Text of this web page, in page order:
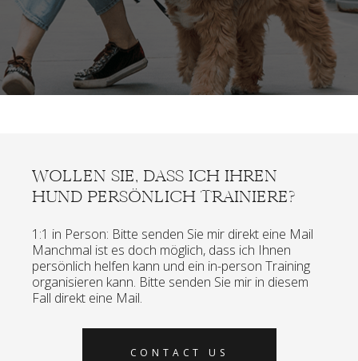
WOLLEN SIE, DASS ICH IHREN
HUND PERSÖNLICH TRAINIERE?
1:1 in Person: Bitte senden Sie mir direkt eine Mail
Manchmal ist es doch möglich, dass ich Ihnen
persönlich helfen kann und ein in-person Training
organisieren kann. Bitte senden Sie mir in diesem
Fall direkt eine Mail.
CONTACT US